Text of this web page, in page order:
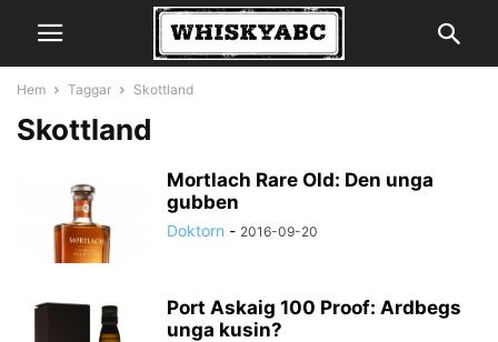
Hem Taggar Skottland
Skottland
Mortlach Rare Old: Den unga
gubben
Doktorn - 2016-09-20
Port Askaig 100 Proof: Ardbegs
unga kusin?